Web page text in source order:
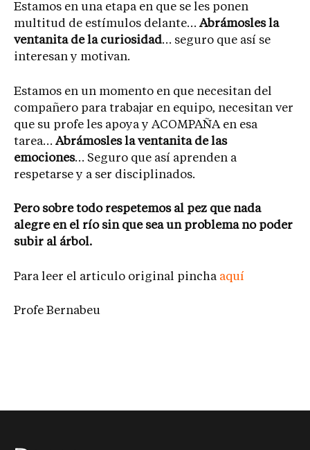
Estamos en una etapa en que se les ponen
multitud de estímulos delante… Abrámosles la
ventanita de la curiosidad… seguro que así se
interesan y motivan.
Estamos en un momento en que necesitan del
compañero para trabajar en equipo, necesitan ver
que su profe les apoya y ACOMPAÑA en esa
tarea… Abrámosles la ventanita de las
emociones… Seguro que así aprenden a
respetarse y a ser disciplinados.
Pero sobre todo respetemos al pez que nada
alegre en el río sin que sea un problema no poder
subir al árbol.
Para leer el articulo original pincha aquí
Profe Bernabeu